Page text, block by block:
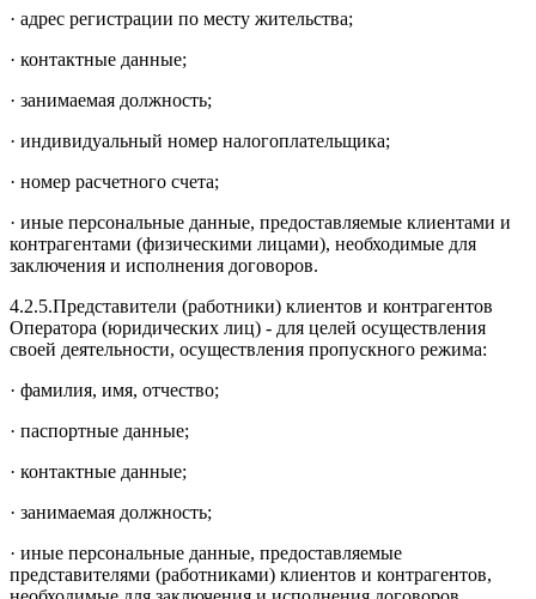
· адрес регистрации по месту жительства;
· контактные данные;
· занимаемая должность;
· индивидуальный номер налогоплательщика;
· номер расчетного счета;
· иные персональные данные, предоставляемые клиентами и
контрагентами (физическими лицами), необходимые для
заключения и исполнения договоров.
4.2.5.Представители (работники) клиентов и контрагентов
Оператора (юридических лиц) - для целей осуществления
своей деятельности, осуществления пропускного режима:
· фамилия, имя, отчество;
· паспортные данные;
· контактные данные;
· занимаемая должность;
· иные персональные данные, предоставляемые
представителями (работниками) клиентов и контрагентов,